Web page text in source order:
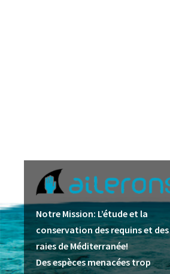
Notre Mission: L’étude et la
conservation des requins et des
raies de Méditerranée!
Des espèces menacées trop